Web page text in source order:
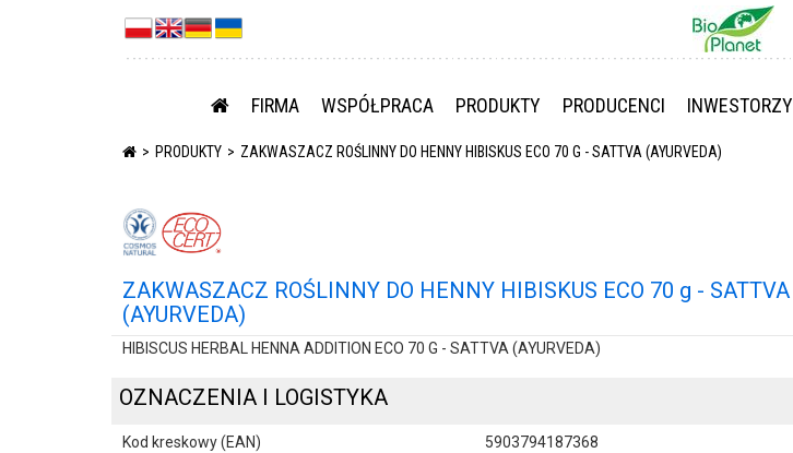
FIRMA WSPÓŁPRACA PRODUKTY PRODUCENCI INWESTORZY
PRODUKTY ZAKWASZACZ ROŚLINNY DO HENNY HIBISKUS ECO 70 G - SATTVA (AYURVEDA)
ZAKWASZACZ ROŚLINNY DO HENNY HIBISKUS ECO 70 g - SATTVA
(AYURVEDA)
HIBISCUS HERBAL HENNA ADDITION ECO 70 G - SATTVA (AYURVEDA)
OZNACZENIA I LOGISTYKA
Kod kreskowy (EAN)
5903794187368